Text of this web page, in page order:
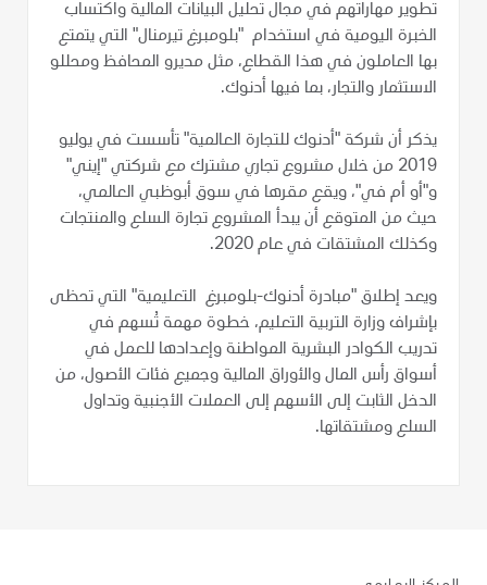
تطوير مهاراتهم في مجال تحليل البيانات المالية واكتساب
الخبرة اليومية في استخدام "بلومبرغ تيرمنال" التي يتمتع
بها العاملون في هذا القطاع، مثل مديرو المحافظ ومحللو
الاستثمار والتجار، بما فيها أدنوك.
يذكر أن شركة "أدنوك للتجارة العالمية" تأسست في يوليو
2019 من خلال مشروع تجاري مشترك مع شركتي "إيني"
و"أو أم في"، ويقع مقرها في سوق أبوظبي العالمي،
حيث من المتوقع أن يبدأ المشروع تجارة السلع والمنتجات
وكذلك المشتقات في عام 2020.
ويعد إطلاق "مبادرة أدنوك-بلومبرغ التعليمية" التي تحظى
بإشراف وزارة التربية التعليم، خطوة مهمة تُسهم في
تدريب الكوادر البشرية المواطنة وإعدادها للعمل في
أسواق رأس المال والأوراق المالية وجميع فئات الأصول، من
الدخل الثابت إلى الأسهم إلى العملات الأجنبية وتداول
السلع ومشتقاتها.